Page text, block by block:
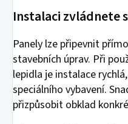
Instalaci zvládnete
Panely lze připevnit
stavebních úprav. Při
lepidla je instalace
speciálního vybavení.
přizpůsobit obklad